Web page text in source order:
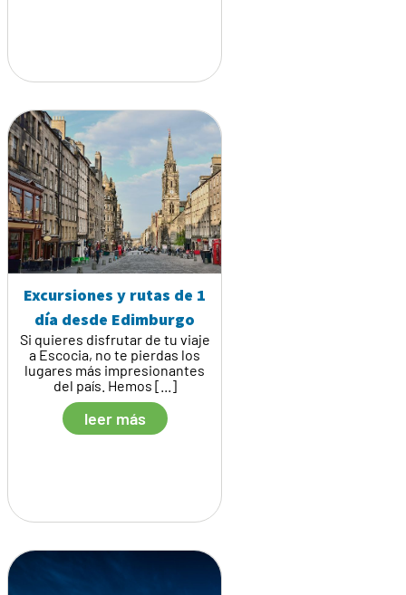
Excursiones y rutas de 1
día desde Edimburgo
Si quieres disfrutar de tu viaje
a Escocia, no te pierdas los
lugares más impresionantes
del país. Hemos [...]
leer más